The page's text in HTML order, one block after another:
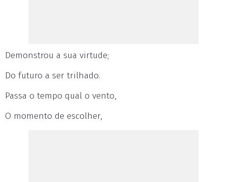
Demonstrou a sua virtude;
Do futuro a ser trilhado.
Passa o tempo qual o vento,
O momento de escolher,